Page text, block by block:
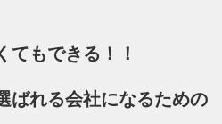
てもできる！！
ばれる会社になるための